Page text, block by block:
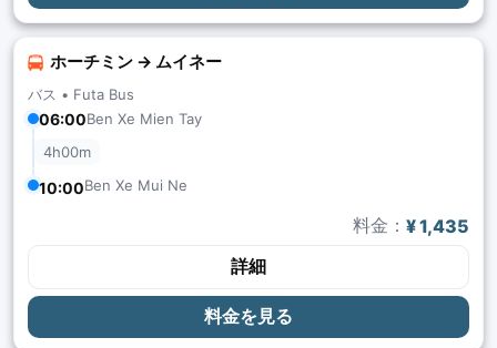
ホーチミン → ムイネー
バス • Futa Bus
06:00Ben Xe Mien Tay
4h00m
10:00Ben Xe Mui Ne
料金： ¥ 1,435
詳細
料金を見る